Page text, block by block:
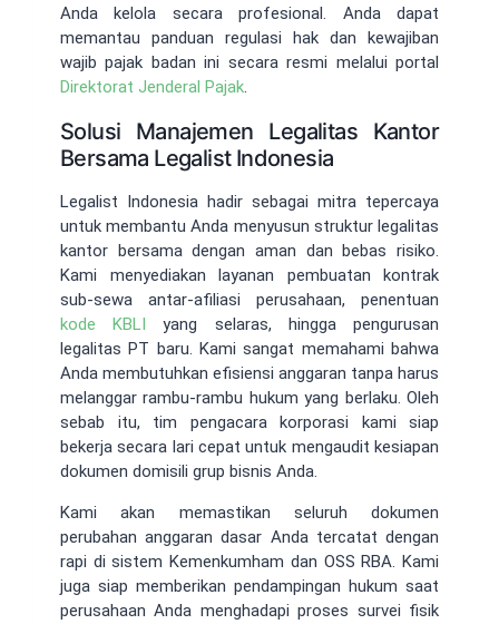
Anda kelola secara profesional. Anda dapat
memantau panduan regulasi hak dan kewajiban
wajib pajak badan ini secara resmi melalui portal
Direktorat Jenderal Pajak.
Solusi Manajemen Legalitas Kantor
Bersama Legalist Indonesia
Legalist Indonesia hadir sebagai mitra tepercaya
untuk membantu Anda menyusun struktur legalitas
kantor bersama dengan aman dan bebas risiko.
Kami menyediakan layanan pembuatan kontrak
sub-sewa antar-afiliasi perusahaan, penentuan
kode KBLI yang selaras, hingga pengurusan
legalitas PT baru. Kami sangat memahami bahwa
Anda membutuhkan efisiensi anggaran tanpa harus
melanggar rambu-rambu hukum yang berlaku. Oleh
sebab itu, tim pengacara korporasi kami siap
bekerja secara lari cepat untuk mengaudit kesiapan
dokumen domisili grup bisnis Anda.
Kami akan memastikan seluruh dokumen
perubahan anggaran dasar Anda tercatat dengan
rapi di sistem Kemenkumham dan OSS RBA. Kami
juga siap memberikan pendampingan hukum saat
perusahaan Anda menghadapi proses survei fisik